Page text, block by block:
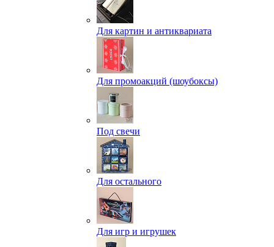
Для картин и антиквариата
Для промоакций (шоубоксы)
Под свечи
Для остального
Для игр и игрушек